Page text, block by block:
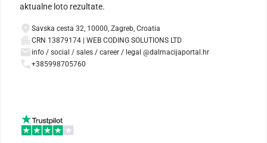
aktualne loto rezultate.
Savska cesta 32, 10000, Zagreb, Croatia
CRN 13879174 | WEB CODING SOLUTIONS LTD
info / social / sales / career / legal @dalmacijaportal.hr
+385998705760